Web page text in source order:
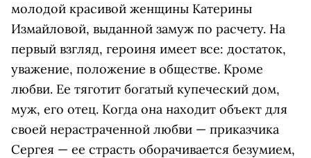
молодой красивой женщины Катерины
Измайловой, выданной замуж по расчету. На
первый взгляд, героиня имеет все: достаток,
уважение, положение в обществе. Кроме
любви. Ее тяготит богатый купеческий дом,
муж, его отец. Когда она находит объект для
своей нерастраченной любви — приказчика
Сергея — ее страсть оборачивается безумием,